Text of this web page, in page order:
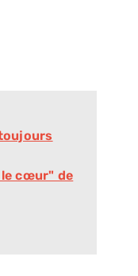
le cœur" de